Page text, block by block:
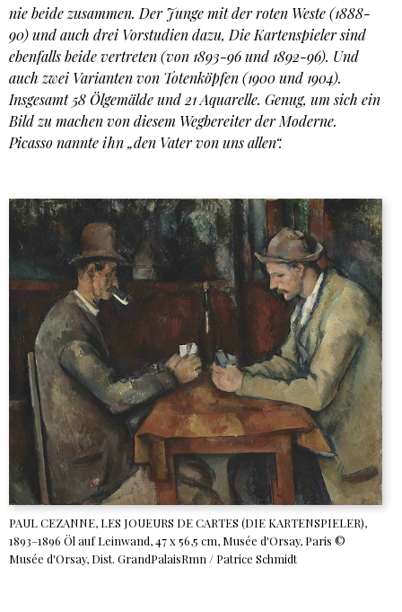
nie beide zusammen. Der Junge mit der roten Weste (1888-
90) und auch drei Vorstudien dazu, Die Kartenspieler sind
ebenfalls beide vertreten (von 1893-96 und 1892-96). Und
auch zwei Varianten von Totenköpfen (1900 und 1904).
Insgesamt 58 Ölgemälde und 21 Aquarelle. Genug, um sich ein
Bild zu machen von diesem Wegbereiter der Moderne.
Picasso nannte ihn „den Vater von uns allen“.
PAUL CEZANNE, LES JOUEURS DE CARTES (DIE KARTENSPIELER),
1893–1896 Öl auf Leinwand, 47 x 56,5 cm, Musée d'Orsay, Paris ©
Musée d'Orsay, Dist. GrandPalaisRmn / Patrice Schmidt